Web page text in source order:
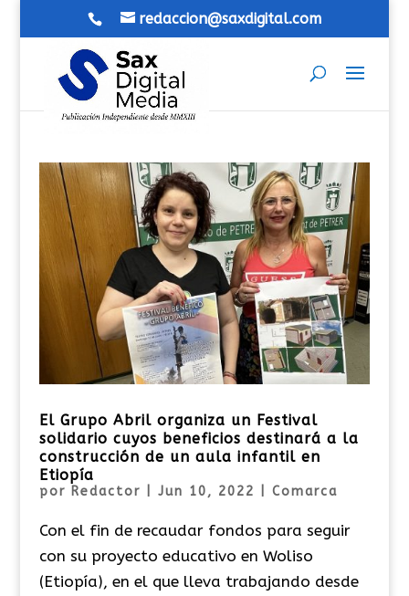
redaccion@saxdigital.com
El Grupo Abril organiza un Festival
solidario cuyos beneficios destinará a la
construcción de un aula infantil en
Etiopía
por Redactor Jun 10, 2022 Comarca
Con el fin de recaudar fondos para seguir
con su proyecto educativo en Woliso
(Etiopía), en el que lleva trabajando desde